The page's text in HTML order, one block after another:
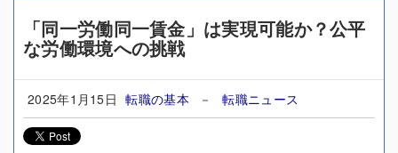
「同一労働同一賃金」は実現可能か？公平
な労働環境への挑戦
2025年1月15日 転職の基本 －転職ニュース